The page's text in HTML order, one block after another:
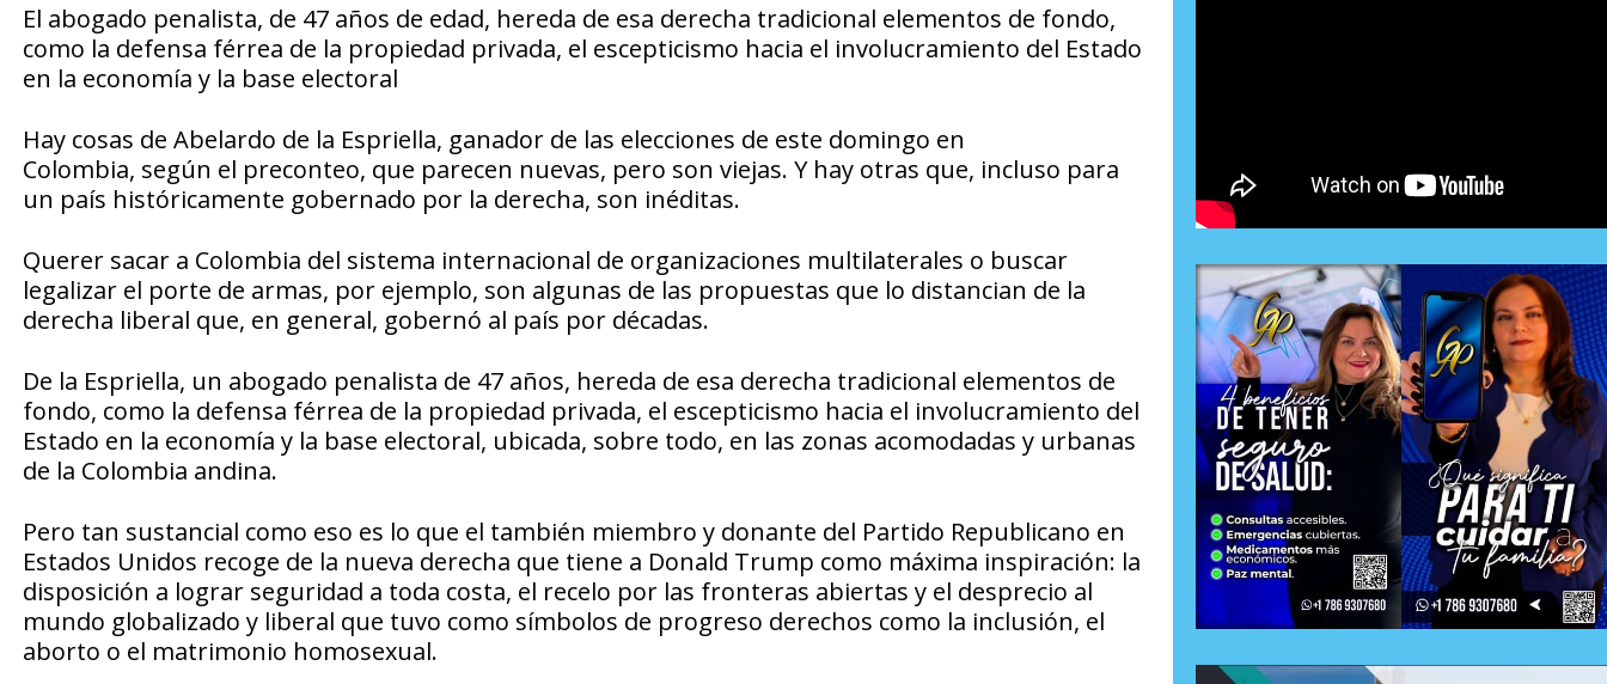
El abogado penalista, de 47 años de edad, hereda de esa derecha tradicional elementos de fondo,
como la defensa férrea de la propiedad privada, el escepticismo hacia el involucramiento del Estado
en la economía y la base electoral
Hay cosas de Abelardo de la Espriella, ganador de las elecciones de este domingo en
Colombia, según el preconteo, que parecen nuevas, pero son viejas. Y hay otras que, incluso para
un país históricamente gobernado por la derecha, son inéditas.
Querer sacar a Colombia del sistema internacional de organizaciones multilaterales o buscar
legalizar el porte de armas, por ejemplo, son algunas de las propuestas que lo distancian de la
derecha liberal que, en general, gobernó al país por décadas.
De la Espriella, un abogado penalista de 47 años, hereda de esa derecha tradicional elementos de
fondo, como la defensa férrea de la propiedad privada, el escepticismo hacia el involucramiento del
Estado en la economía y la base electoral, ubicada, sobre todo, en las zonas acomodadas y urbanas
de la Colombia andina.
Pero tan sustancial como eso es lo que el también miembro y donante del Partido Republicano en
Estados Unidos recoge de la nueva derecha que tiene a Donald Trump como máxima inspiración: la
disposición a lograr seguridad a toda costa, el recelo por las fronteras abiertas y el desprecio al
mundo globalizado y liberal que tuvo como símbolos de progreso derechos como la inclusión, el
aborto o el matrimonio homosexual.